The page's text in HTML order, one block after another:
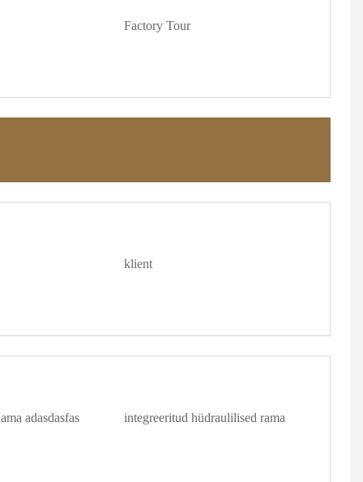
Factory Tour
klient
adasdasfas integreeritud hüdraulilised rama